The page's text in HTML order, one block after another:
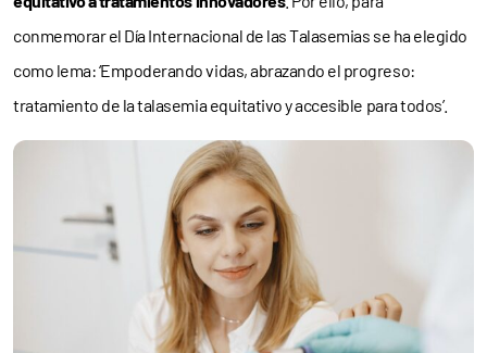
conmemorar el Día Internacional de las Talasemias se ha elegido
como lema: ‘Empoderando vidas, abrazando el progreso:
tratamiento de la talasemia equitativo y accesible para todos’.